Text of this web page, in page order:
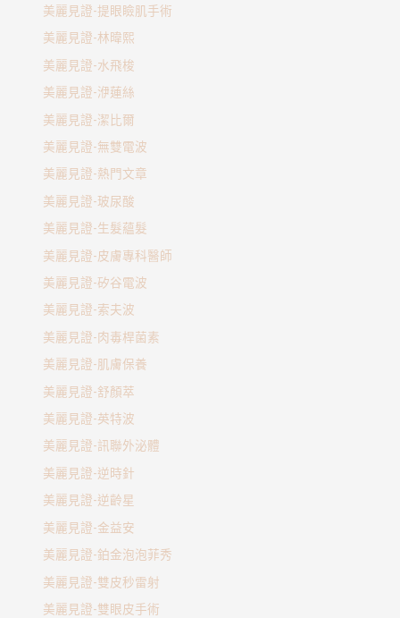
美麗見證-提眼瞼肌手術
美麗見證-林暐熙
美麗見證-水飛梭
美麗見證-洢蓮絲
美麗見證-潔比爾
美麗見證-無雙電波
美麗見證-熱門文章
美麗見證-玻尿酸
美麗見證-生髮蘊髮
美麗見證-皮膚專科醫師
美麗見證-矽谷電波
美麗見證-索夫波
美麗見證-肉毒桿菌素
美麗見證-肌膚保養
美麗見證-舒顏萃
美麗見證-英特波
美麗見證-訊聯外泌體
美麗見證-逆時針
美麗見證-逆齡星
美麗見證-金益安
美麗見證-鉑金泡泡菲秀
美麗見證-雙皮秒雷射
美麗見證-雙眼皮手術